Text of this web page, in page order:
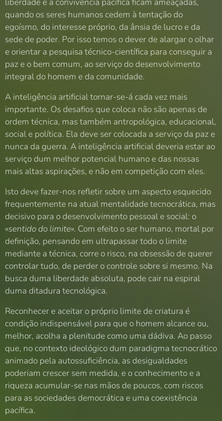
quando os seres humanos cedem à tentação do
egoísmo, do interesse próprio, da ânsia de lucro e da
sede de poder. Por isso temos o dever de alargar o olhar
e orientar a pesquisa técnico-científica para conseguir a
paz e o bem comum, ao serviço do desenvolvimento
integral do homem e da comunidade.
A inteligência artificial tornar-se-á cada vez mais
importante. Os desafios que coloca não são apenas de
ordem técnica, mas também antropológica, educacional,
social e política. Ela deve ser colocada a serviço da paz e
nunca da guerra. A inteligência artificial deveria estar ao
serviço dum melhor potencial humano e das nossas
mais altas aspirações, e não em competição com eles.
Isto deve fazer-nos refletir sobre um aspecto esquecido
frequentemente na atual mentalidade tecnocrática, mas
decisivo para o desenvolvimento pessoal e social: o
«sentido do limite». Com efeito o ser humano, mortal por
definição, pensando em ultrapassar todo o limite
mediante a técnica, corre o risco, na obsessão de querer
controlar tudo, de perder o controle sobre si mesmo. Na
busca duma liberdade absoluta, pode cair na espiral
duma ditadura tecnológica.
Reconhecer e aceitar o próprio limite de criatura é
condição indispensável para que o homem alcance ou,
melhor, acolha a plenitude como uma dádiva. Ao passo
que, no contexto ideológico dum paradigma tecnocrático
animado pela autossuficiência, as desigualdades
poderiam crescer sem medida, e o conhecimento e a
riqueza acumular-se nas mãos de poucos, com riscos
para as sociedades democrática e uma coexistência
pacífica.